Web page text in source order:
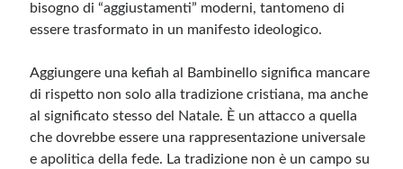
bisogno di “aggiustamenti” moderni, tantomeno di
essere trasformato in un manifesto ideologico.
Aggiungere una kefiah al Bambinello significa mancare
di rispetto non solo alla tradizione cristiana, ma anche
al significato stesso del Natale. È un attacco a quella
che dovrebbe essere una rappresentazione universale
e apolitica della fede. La tradizione non è un campo su